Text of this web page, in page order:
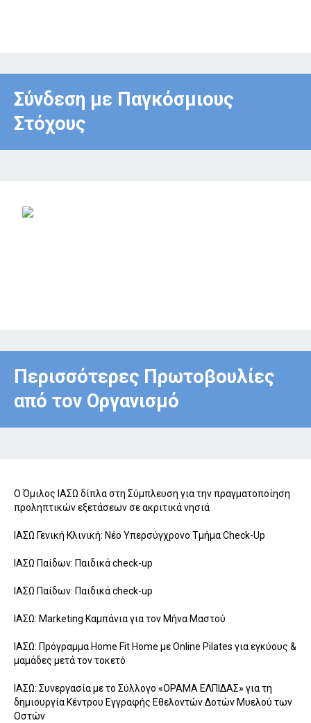
Σύνδεση με Παγκόσμιους
Στόχους
Περισσότερες Πρωτοβουλίες
από τον Οργανισμό
O Όμιλος ΙΑΣΩ δίπλα στη Σύμπλευση για την πραγματοποίηση
προληπτικών εξετάσεων σε ακριτικά νησιά
ΙΑΣΩ Γενική Κλινική: Νέο Υπερσύγχρονο Τμήμα Check-Up
ΙΑΣΩ Παίδων: Παιδικά check-up
ΙΑΣΩ Παίδων: Παιδικά check-up
ΙΑΣΩ: Marketing Καμπάνια για τον Μήνα Μαστού
ΙΑΣΩ: Πρόγραμμα Home Fit Home με Online Pilates για εγκύους &
μαμάδες μετά τον τοκετό
ΙΑΣΩ: Συνεργασία με το Σύλλογο «ΟΡΑΜΑ ΕΛΠΙΔΑΣ» για τη
δημιουργία Κέντρου Εγγραφής Εθελοντών Δοτών Μυελού των
Οστών